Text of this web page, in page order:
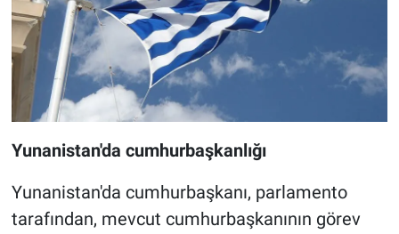
Yunanistan'da cumhurbaşkanlığı
Yunanistan'da cumhurbaşkanı, parlamento
tarafından, mevcut cumhurbaşkanının görev